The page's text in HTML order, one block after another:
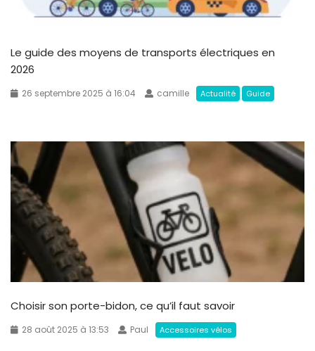
Le guide des moyens de transports électriques en
2026
26 septembre 2025 à 16:04 camille Actualité Guide
Choisir son porte-bidon, ce qu’il faut savoir
28 août 2025 à 13:53 Paul Accessoires vélos